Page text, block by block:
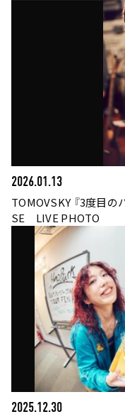
2026.01.13
TOMOVSKY 『3度目のハタチTOUR!"京都編"』＠KYOTO MU
SE LIVE PHOTO
2025.12.30